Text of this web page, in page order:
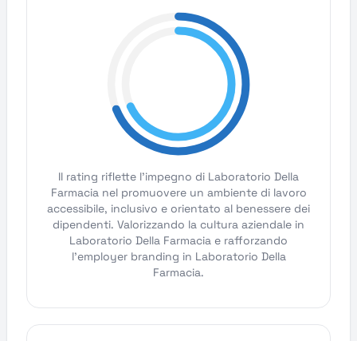
Il rating riflette l'impegno di Laboratorio Della
Farmacia nel promuovere un ambiente di lavoro
accessibile, inclusivo e orientato al benessere dei
dipendenti. Valorizzando la cultura aziendale in
Laboratorio Della Farmacia e rafforzando
l'employer branding in Laboratorio Della
Farmacia.